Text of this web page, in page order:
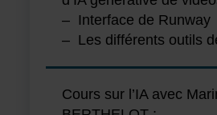
– Interface de Runway
– Les différents outils
Cours sur l’IA avec